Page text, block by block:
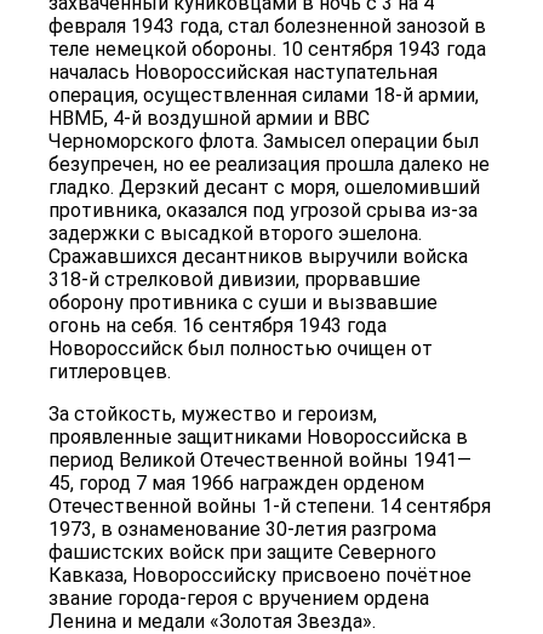
февраля 1943 года, стал болезненной занозой в
теле немецкой обороны. 10 сентября 1943 года
началась Новороссийская наступательная
операция, осуществленная силами 18-й армии,
НВМБ, 4-й воздушной армии и ВВС
Черноморского флота. Замысел операции был
безупречен, но ее реализация прошла далеко не
гладко. Дерзкий десант с моря, ошеломивший
противника, оказался под угрозой срыва из-за
задержки с высадкой второго эшелона.
Сражавшихся десантников выручили войска
318-й стрелковой дивизии, прорвавшие
оборону противника с суши и вызвавшие
огонь на себя. 16 сентября 1943 года
Новороссийск был полностью очищен от
гитлеровцев.
За стойкость, мужество и героизм,
проявленные защитниками Новороссийска в
период Великой Отечественной войны 1941—
45, город 7 мая 1966 награжден орденом
Отечественной войны 1-й степени. 14 сентября
1973, в ознаменование 30-летия разгрома
фашистских войск при защите Северного
Кавказа, Новороссийску присвоено почётное
звание города-героя с вручением ордена
Ленина и медали «Золотая Звезда».